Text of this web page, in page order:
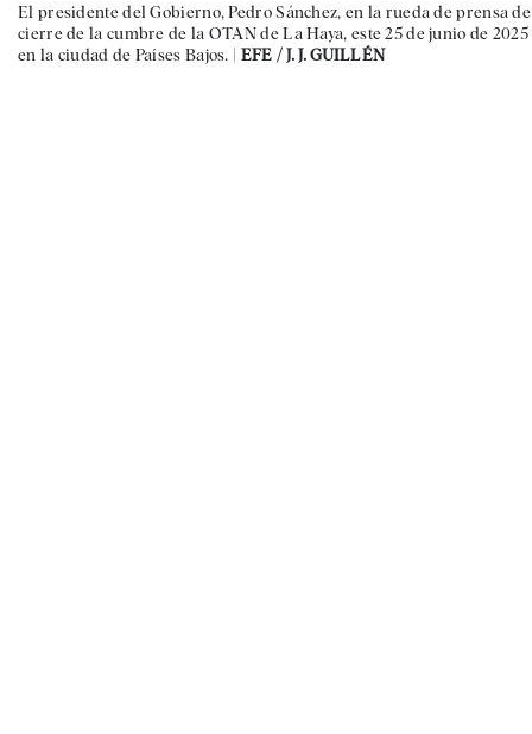
El presidente del Gobierno, Pedro Sánchez, en la rueda de prensa de
cierre de la cumbre de la OTAN de La Haya, este 25 de junio de 2025
en la ciudad de Países Bajos. | EFE / J. J. GUILLÉN